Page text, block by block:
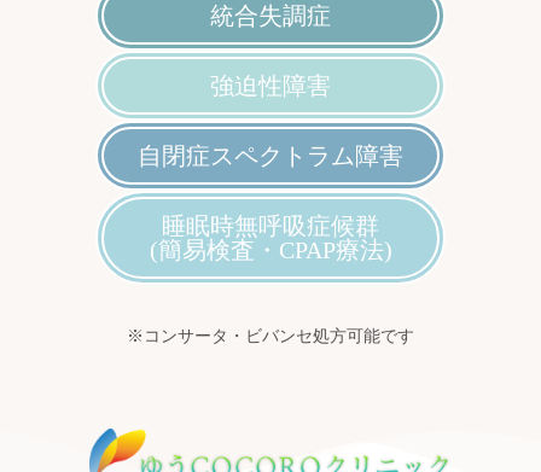
統合失調症
強迫性障害
自閉症スペクトラム障害
睡眠時無呼吸症候群
(簡易検査・CPAP療法)
※コンサータ・ビバンセ処方可能です